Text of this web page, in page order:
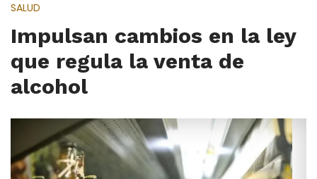
SALUD
Impulsan cambios en la ley
que regula la venta de
alcohol